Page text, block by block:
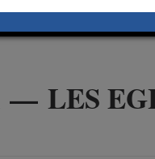
Les
LES